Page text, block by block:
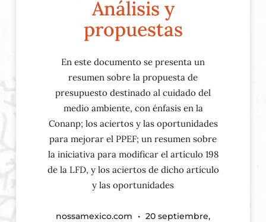
Análisis y
propuestas
En este documento se presenta un
resumen sobre la propuesta de
presupuesto destinado al cuidado del
medio ambiente, con énfasis en la
Conanp; los aciertos y las oportunidades
para mejorar el PPEF; un resumen sobre
la iniciativa para modificar el artículo 198
de la LFD, y los aciertos de dicho artículo
y las oportunidades
nossamexico.com
20 septiembre,